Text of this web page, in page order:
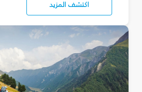
اكتشف المزيد